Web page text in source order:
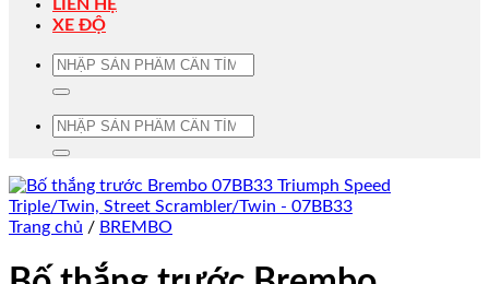
LIÊN HỆ
XE ĐỘ
Tìm
Tìm
Trang chủ / BREMBO